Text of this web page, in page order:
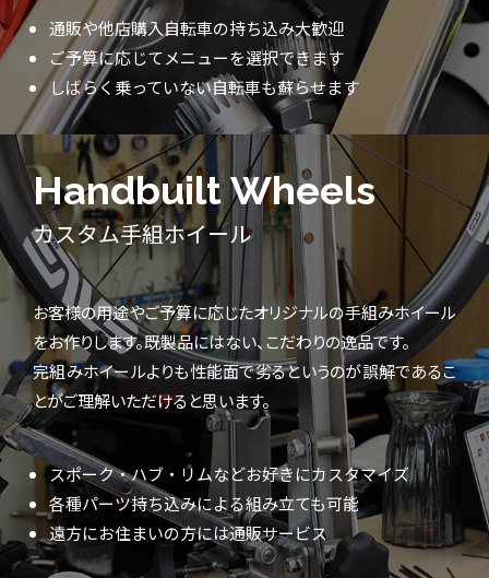
通販や他店購入自転車の持ち込み大歓迎
ご予算に応じてメニューを選択できます
しばらく乗っていない自転車も蘇らせます
Handbuilt Wheels
カスタム手組ホイール
お客様の用途やご予算に応じたオリジナルの手組みホイール
をお作りします。既製品にはない、こだわりの逸品です。
完組みホイールよりも性能面で劣るというのが誤解であるこ
とがご理解いただけると思います。
スポーク・ハブ・リムなどお好きにカスタマイズ
各種パーツ持ち込みによる組み立ても可能
遠方にお住まいの方には通販サービス